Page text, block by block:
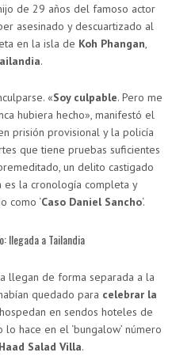
de 29 años del famoso actor
asesinado y descuartizado al
en la isla de Koh Phangan,
.
«Soy culpable. Pero me
hubiera hecho», manifestó el
prisión provisional y la policía
que tiene pruebas suficientes
un delito castigado
es la cronología completa y
como ‘Caso Daniel Sancho‘.
llegada a Tailandia
llegan de forma separada a la
quedado para celebrar la
en sendos hoteles de
hace en el ‘bungalow’ número
Salad Villa.